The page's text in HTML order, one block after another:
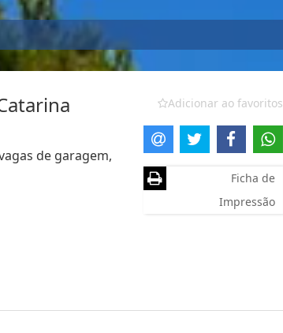
de garagem,
Adicionar ao favoritos
Ficha de
Impressão